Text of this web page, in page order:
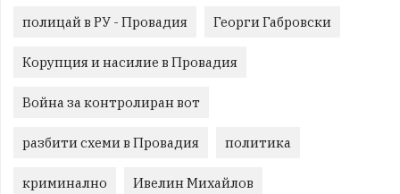
полицай в РУ - Провадия Георги Габровски
Корупция и насилие в Провадия
Война за контролиран вот
разбити схеми в Провадия политика
криминално Ивелин Михайлов